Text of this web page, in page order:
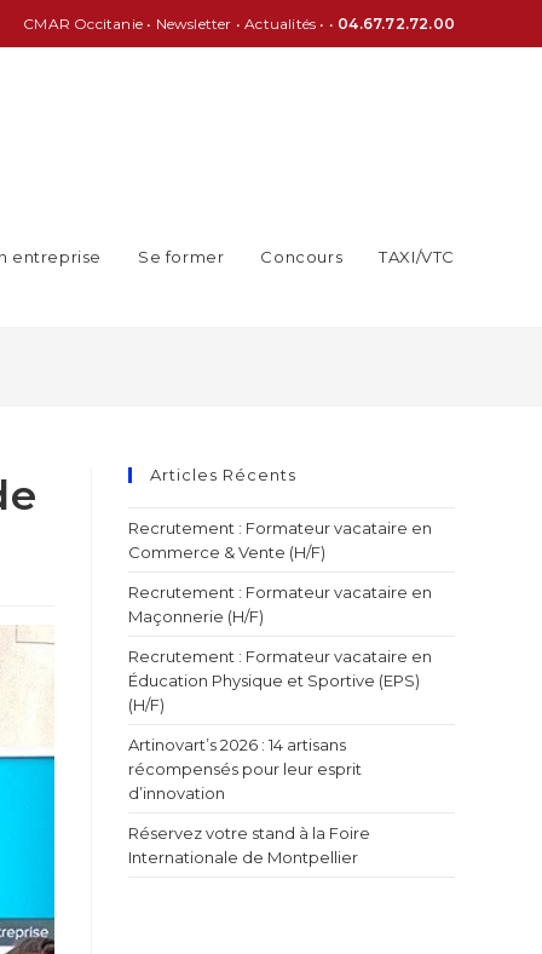
CMAR Occitanie• Newsletter •Actualités • • 04.67.72.72.00
entreprise Se former Concours TAXI/VTC
Articles Récents
Recrutement : Formateur vacataire en
Commerce & Vente (H/F)
Recrutement : Formateur vacataire en
Maçonnerie (H/F)
Recrutement : Formateur vacataire en
Éducation Physique et Sportive (EPS)
(H/F)
Artinovart’s 2026 : 14 artisans
récompensés pour leur esprit
d’innovation
Réservez votre stand à la Foire
Internationale de Montpellier